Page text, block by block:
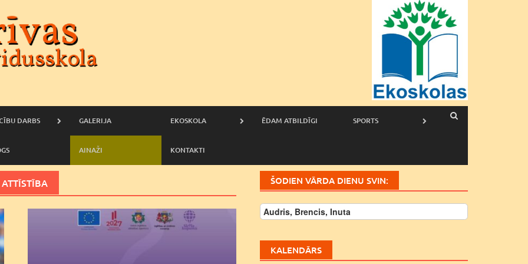
DARBS GALERIJA EKOSKOLA ĒDAM ATBILDĪGI SPORTS
AINAŽI KONTAKTI
ŠODIEN VĀRDA DIENU SVIN:
Audris, Brencis, Inuta
KALENDĀRS